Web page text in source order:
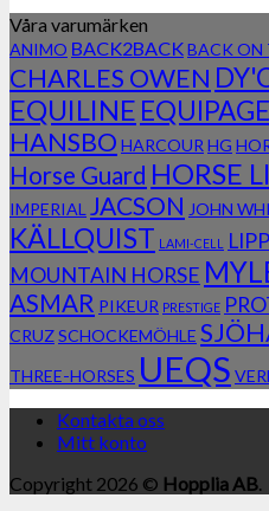
Våra varumärken
ANIMO BACK2BACKBACK ON
CHARLES OWEN
EQUILINE EQUIPAGE
HANSBO HARCOUR HG
Horse Guard HORSE
IMPERIAL JACSON JOHN
KÄLLQUIST LAMI-CELL
MOUNTAIN HORSE
ASMAR PIKEUR PRESTIGE
CRUZSCHOCKEMÖHLE
THREE-HORSES UEQS
Kontakta oss
Mitt konto
Copyright 2026 © Hopplia AB.